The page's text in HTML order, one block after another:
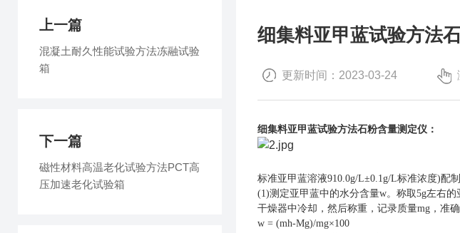
细集料亚甲蓝试验方法
更新时间：2023-03-24
细集料亚甲蓝试验方法石粉含量测定仪 ：
标准亚甲蓝溶液910.0g/L±0.1g/L标准浓度)配制
(1)测定亚甲蓝中的水分含量w。称取5g左右的
干燥器中冷却，然后称重，记录质量mg， 准确
w = (mh-Mg)/mg×100
上一篇
混凝土耐久性能试验方法冻融试验
箱
下一篇
磁性材料高温老化试验方法PCT高
压加速老化试验箱